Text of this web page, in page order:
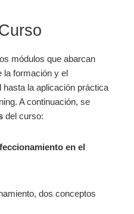
módulos que abarcan
la formación y el
la aplicación práctica
A continuación, se
del curso:
en el
dos conceptos